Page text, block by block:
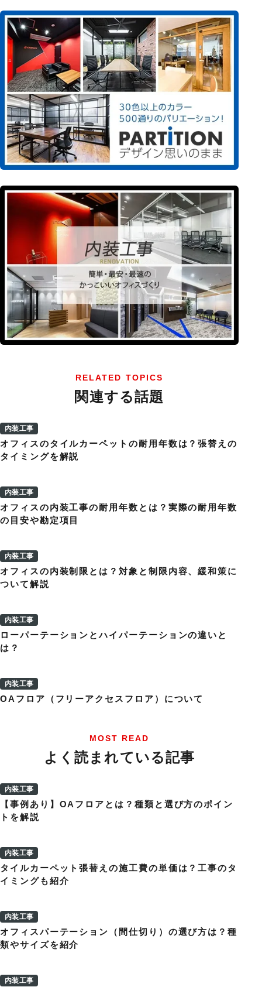
RELATED TOPICS
関連する話題
内装工事
オフィスのタイルカーペットの耐用年数は？張替えの
タイミングを解説
内装工事
オフィスの内装工事の耐用年数とは？実際の耐用年数
の目安や勘定項目
内装工事
オフィスの内装制限とは？対象と制限内容、緩和策に
ついて解説
内装工事
ローパーテーションとハイパーテーションの違いと
は？
内装工事
OAフロア（フリーアクセスフロア）について
MOST READ
よく読まれている記事
内装工事
【事例あり】OAフロアとは？種類と選び方のポイン
トを解説
内装工事
タイルカーペット張替えの施工費の単価は？工事のタ
イミングも紹介
内装工事
オフィスパーテーション（間仕切り）の選び方は？種
類やサイズを紹介
内装工事